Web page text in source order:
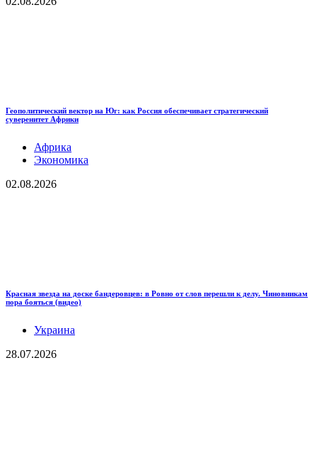
Геополитический вектор на Юг: как Россия обеспечивает стратегический
суверенитет Африки
Африка
Экономика
02.08.2026
Красная звезда на доске бандеровцев: в Ровно от слов перешли к делу. Чиновникам
пора бояться (видео)
Украина
28.07.2026